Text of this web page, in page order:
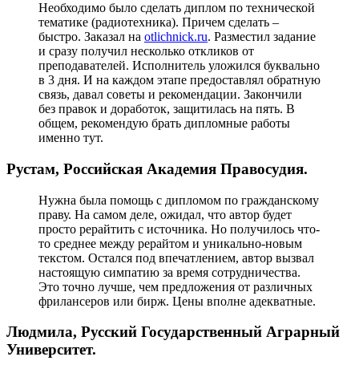
Необходимо было сделать диплом по технической
тематике (радиотехника). Причем сделать –
быстро. Заказал на otlichnick.ru. Разместил задание
и сразу получил несколько откликов от
преподавателей. Исполнитель уложился буквально
в 3 дня. И на каждом этапе предоставлял обратную
связь, давал советы и рекомендации. Закончили
без правок и доработок, защитилась на пять. В
общем, рекомендую брать дипломные работы
именно тут.
Рустам, Российская Академия Правосудия.
Нужна была помощь с дипломом по гражданскому
праву. На самом деле, ожидал, что автор будет
просто рерайтить с источника. Но получилось что-
то среднее между рерайтом и уникально-новым
текстом. Остался под впечатлением, автор вызвал
настоящую симпатию за время сотрудничества.
Это точно лучше, чем предложения от различных
фрилансеров или бирж. Цены вполне адекватные.
Людмила, Русский Государственный Аграрный
Университет.